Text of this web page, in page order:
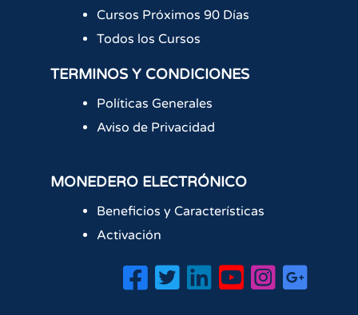
Cursos Próximos 90 Días
Todos los Cursos
TERMINOS Y CONDICIONES
Políticas Generales
Aviso de Privacidad
MONEDERO ELECTRÓNICO
Beneficios y Características
Activación